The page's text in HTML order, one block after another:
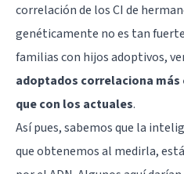
correlación de los CI de
genéticamente no es tan
familias con hijos adoptivos,
adoptados correlaciona
que con los actuales.
Así pues, sabemos que la
que obtenemos al medirla,